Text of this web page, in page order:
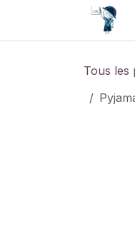
Se rendre au contenu
Tous les